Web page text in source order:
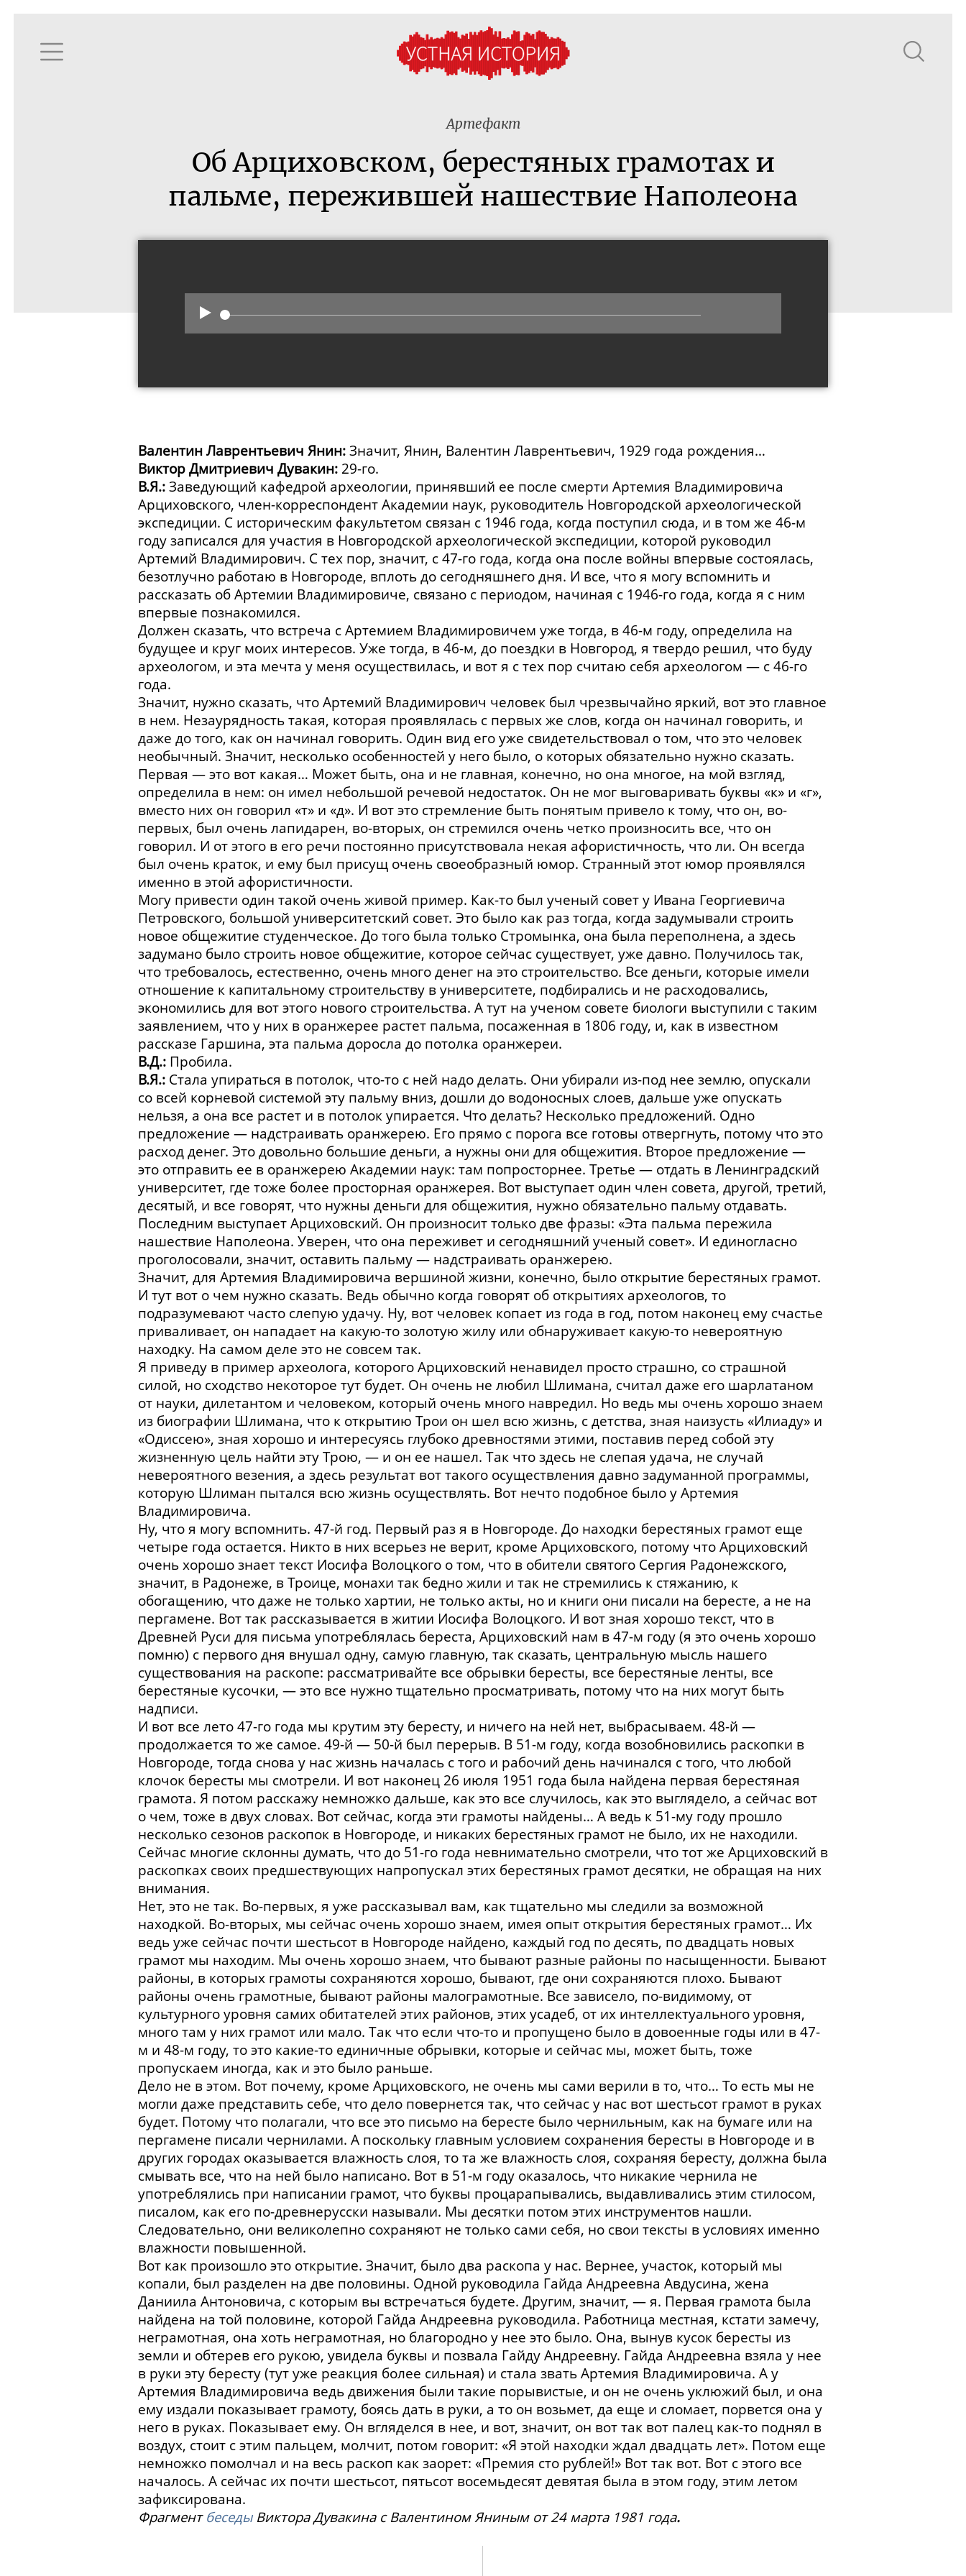
Артефакт
Об Арциховском, берестяных грамотах и
пальме, пережившей нашествие Наполеона
Валентин Лаврентьевич Янин: Значит, Янин, Валентин Лаврентьевич, 1929 года рождения…
Виктор Дмитриевич Дувакин: 29-го.
В.Я.: Заведующий кафедрой археологии, принявший ее после смерти Артемия Владимировича
Арциховского, член-корреспондент Академии наук, руководитель Новгородской археологической
экспедиции. С историческим факультетом связан с 1946 года, когда поступил сюда, и в том же 46-м
году записался для участия в Новгородской археологической экспедиции, которой руководил
Артемий Владимирович. С тех пор, значит, с 47-го года, когда она после войны впервые состоялась,
безотлучно работаю в Новгороде, вплоть до сегодняшнего дня. И все, что я могу вспомнить и
рассказать об Артемии Владимировиче, связано с периодом, начиная с 1946-го года, когда я с ним
впервые познакомился.
Должен сказать, что встреча с Артемием Владимировичем уже тогда, в 46-м году, определила на
будущее и круг моих интересов. Уже тогда, в 46-м, до поездки в Новгород, я твердо решил, что буду
археологом, и эта мечта у меня осуществилась, и вот я с тех пор считаю себя археологом — с 46-го
года.
Значит, нужно сказать, что Артемий Владимирович человек был чрезвычайно яркий, вот это главное
в нем. Незаурядность такая, которая проявлялась с первых же слов, когда он начинал говорить, и
даже до того, как он начинал говорить. Один вид его уже свидетельствовал о том, что это человек
необычный. Значит, несколько особенностей у него было, о которых обязательно нужно сказать.
Первая — это вот какая… Может быть, она и не главная, конечно, но она многое, на мой взгляд,
определила в нем: он имел небольшой речевой недостаток. Он не мог выговаривать буквы «к» и «г»,
вместо них он говорил «т» и «д». И вот это стремление быть понятым привело к тому, что он, во-
первых, был очень лапидарен, во-вторых, он стремился очень четко произносить все, что он
говорил. И от этого в его речи постоянно присутствовала некая афористичность, что ли. Он всегда
был очень краток, и ему был присущ очень своеобразный юмор. Странный этот юмор проявлялся
именно в этой афористичности.
Могу привести один такой очень живой пример. Как-то был ученый совет у Ивана Георгиевича
Петровского, большой университетский совет. Это было как раз тогда, когда задумывали строить
новое общежитие студенческое. До того была только Стромынка, она была переполнена, а здесь
задумано было строить новое общежитие, которое сейчас существует, уже давно. Получилось так,
что требовалось, естественно, очень много денег на это строительство. Все деньги, которые имели
отношение к капитальному строительству в университете, подбирались и не расходовались,
экономились для вот этого нового строительства. А тут на ученом совете биологи выступили с таким
заявлением, что у них в оранжерее растет пальма, посаженная в 1806 году, и, как в известном
рассказе Гаршина, эта пальма доросла до потолка оранжереи.
В.Д.: Пробила.
В.Я.: Стала упираться в потолок, что-то с ней надо делать. Они убирали из-под нее землю, опускали
со всей корневой системой эту пальму вниз, дошли до водоносных слоев, дальше уже опускать
нельзя, а она все растет и в потолок упирается. Что делать? Несколько предложений. Одно
предложение — надстраивать оранжерею. Его прямо с порога все готовы отвергнуть, потому что это
расход денег. Это довольно большие деньги, а нужны они для общежития. Второе предложение —
это отправить ее в оранжерею Академии наук: там попросторнее. Третье — отдать в Ленинградский
университет, где тоже более просторная оранжерея. Вот выступает один член совета, другой, третий,
десятый, и все говорят, что нужны деньги для общежития, нужно обязательно пальму отдавать.
Последним выступает Арциховский. Он произносит только две фразы: «Эта пальма пережила
нашествие Наполеона. Уверен, что она переживет и сегодняшний ученый совет». И единогласно
проголосовали, значит, оставить пальму — надстраивать оранжерею.
Значит, для Артемия Владимировича вершиной жизни, конечно, было открытие берестяных грамот.
И тут вот о чем нужно сказать. Ведь обычно когда говорят об открытиях археологов, то
подразумевают часто слепую удачу. Ну, вот человек копает из года в год, потом наконец ему счастье
приваливает, он нападает на какую-то золотую жилу или обнаруживает какую-то невероятную
находку. На самом деле это не совсем так.
Я приведу в пример археолога, которого Арциховский ненавидел просто страшно, со страшной
силой, но сходство некоторое тут будет. Он очень не любил Шлимана, считал даже его шарлатаном
от науки, дилетантом и человеком, который очень много навредил. Но ведь мы очень хорошо знаем
из биографии Шлимана, что к открытию Трои он шел всю жизнь, с детства, зная наизусть «Илиаду» и
«Одиссею», зная хорошо и интересуясь глубоко древностями этими, поставив перед собой эту
жизненную цель найти эту Трою, — и он ее нашел. Так что здесь не слепая удача, не случай
невероятного везения, а здесь результат вот такого осуществления давно задуманной программы,
которую Шлиман пытался всю жизнь осуществлять. Вот нечто подобное было у Артемия
Владимировича.
Ну, что я могу вспомнить. 47-й год. Первый раз я в Новгороде. До находки берестяных грамот еще
четыре года остается. Никто в них всерьез не верит, кроме Арциховского, потому что Арциховский
очень хорошо знает текст Иосифа Волоцкого о том, что в обители святого Сергия Радонежского,
значит, в Радонеже, в Троице, монахи так бедно жили и так не стремились к стяжанию, к
обогащению, что даже не только хартии, не только акты, но и книги они писали на бересте, а не на
пергамене. Вот так рассказывается в житии Иосифа Волоцкого. И вот зная хорошо текст, что в
Древней Руси для письма употреблялась береста, Арциховский нам в 47-м году (я это очень хорошо
помню) с первого дня внушал одну, самую главную, так сказать, центральную мысль нашего
существования на раскопе: рассматривайте все обрывки бересты, все берестяные ленты, все
берестяные кусочки, — это все нужно тщательно просматривать, потому что на них могут быть
надписи.
И вот все лето 47-го года мы крутим эту бересту, и ничего на ней нет, выбрасываем. 48-й —
продолжается то же самое. 49-й — 50-й был перерыв. В 51-м году, когда возобновились раскопки в
Новгороде, тогда снова у нас жизнь началась с того и рабочий день начинался с того, что любой
клочок бересты мы смотрели. И вот наконец 26 июля 1951 года была найдена первая берестяная
грамота. Я потом расскажу немножко дальше, как это все случилось, как это выглядело, а сейчас вот
о чем, тоже в двух словах. Вот сейчас, когда эти грамоты найдены… А ведь к 51-му году прошло
несколько сезонов раскопок в Новгороде, и никаких берестяных грамот не было, их не находили.
Сейчас многие склонны думать, что до 51-го года невнимательно смотрели, что тот же Арциховский в
раскопках своих предшествующих напропускал этих берестяных грамот десятки, не обращая на них
внимания.
Нет, это не так. Во-первых, я уже рассказывал вам, как тщательно мы следили за возможной
находкой. Во-вторых, мы сейчас очень хорошо знаем, имея опыт открытия берестяных грамот… Их
ведь уже сейчас почти шестьсот в Новгороде найдено, каждый год по десять, по двадцать новых
грамот мы находим. Мы очень хорошо знаем, что бывают разные районы по насыщенности. Бывают
районы, в которых грамоты сохраняются хорошо, бывают, где они сохраняются плохо. Бывают
районы очень грамотные, бывают районы малограмотные. Все зависело, по-видимому, от
культурного уровня самих обитателей этих районов, этих усадеб, от их интеллектуального уровня,
много там у них грамот или мало. Так что если что-то и пропущено было в довоенные годы или в 47-
м и 48-м году, то это какие-то единичные обрывки, которые и сейчас мы, может быть, тоже
пропускаем иногда, как и это было раньше.
Дело не в этом. Вот почему, кроме Арциховского, не очень мы сами верили в то, что… То есть мы не
могли даже представить себе, что дело повернется так, что сейчас у нас вот шестьсот грамот в руках
будет. Потому что полагали, что все это письмо на бересте было чернильным, как на бумаге или на
пергамене писали чернилами. А поскольку главным условием сохранения бересты в Новгороде и в
других городах оказывается влажность слоя, то та же влажность слоя, сохраняя бересту, должна была
смывать все, что на ней было написано. Вот в 51-м году оказалось, что никакие чернила не
употреблялись при написании грамот, что буквы процарапывались, выдавливались этим стилосом,
писалом, как его по-древнерусски называли. Мы десятки потом этих инструментов нашли.
Следовательно, они великолепно сохраняют не только сами себя, но свои тексты в условиях именно
влажности повышенной.
Вот как произошло это открытие. Значит, было два раскопа у нас. Вернее, участок, который мы
копали, был разделен на две половины. Одной руководила Гайда Андреевна Авдусина, жена
Даниила Антоновича, с которым вы встречаться будете. Другим, значит, — я. Первая грамота была
найдена на той половине, которой Гайда Андреевна руководила. Работница местная, кстати замечу,
неграмотная, она хоть неграмотная, но благородно у нее это было. Она, вынув кусок бересты из
земли и обтерев его рукою, увидела буквы и позвала Гайду Андреевну. Гайда Андреевна взяла у нее
в руки эту бересту (тут уже реакция более сильная) и стала звать Артемия Владимировича. А у
Артемия Владимировича ведь движения были такие порывистые, и он не очень уклюжий был, и она
ему издали показывает грамоту, боясь дать в руки, а то он возьмет, да еще и сломает, порвется она у
него в руках. Показывает ему. Он вгляделся в нее, и вот, значит, он вот так вот палец как-то поднял в
воздух, стоит с этим пальцем, молчит, потом говорит: «Я этой находки ждал двадцать лет». Потом еще
немножко помолчал и на весь раскоп как заорет: «Премия сто рублей!» Вот так вот. Вот с этого все
началось. А сейчас их почти шестьсот, пятьсот восемьдесят девятая была в этом году, этим летом
зафиксирована.
Фрагмент беседыВиктора Дувакина с Валентином Яниным от 24 марта 1981 года.